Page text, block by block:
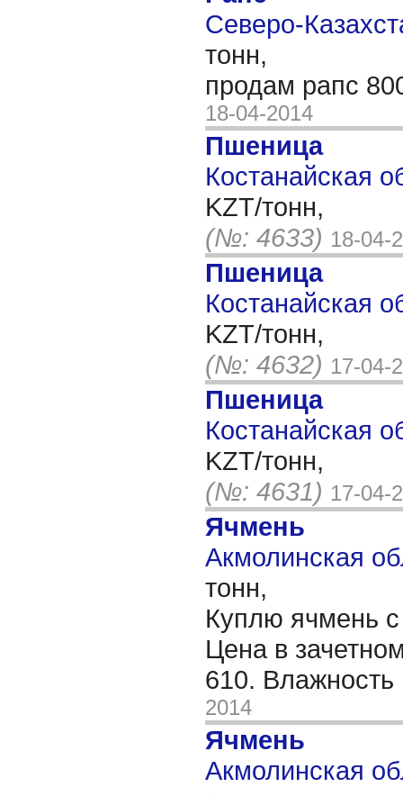
Северо-
тонн,
продам рапс
18-04-2014
Пшеница
Костанайская
KZT/тонн,
(№: 4633) 18-04-
Пшеница
Костанайская
KZT/тонн,
(№: 4632) 17-04-
Пшеница
Костанайская
KZT/тонн,
(№: 4631) 17-04-
Ячмень
Акмолинская
тонн,
Куплю ячмень
Цена в
610.
2014
Ячмень
Акмолинская